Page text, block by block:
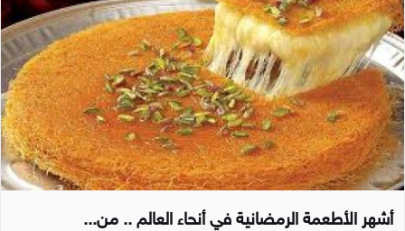
أشهر الأطعمة الرمضانية في أنحاء العالم .. من...